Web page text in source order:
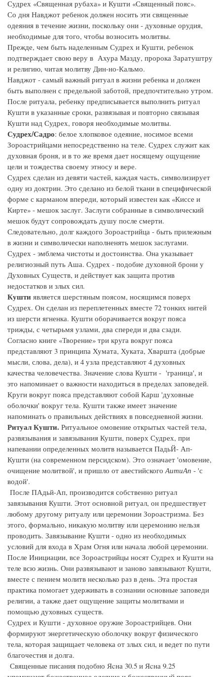
Судрех «Священная рубаха» и Кушти «Священный пояс».
Со дня Навджот ребенок должен носить эти священные
одеяния в течение жизни, поскольку они - духовные орудия,
необходимые для того, чтобы возносить молитвы.
Прежде, чем быть наделенным Судрех и Кушти, ребенок
подтверждает свою веру в Ахура Мазду, пророка Заратуштру
и религию, читая молитву Дин-но-Кальмо.
Навджот - самый важный ритуал в жизни ребенка и должен
быть выполнен с предельной заботой, предпочтительно утром.
После ритуала, ребенку предписывается выполнить ритуал
Кушти в указанные сроки, развязывая и повторно связывая
Кушти над Судрех, говоря необходимые молитвы.
Судрех/Садро: белое хлопковое одеяние, носимое всеми
Зороастрийцами непосредственно на теле. Судрех служит как
духовная броня, и в то же время дает носящему ощущение
цели и тождества своему этносу и вере.
Судрех сделан из девяти частей, каждая часть, символизирует
одну из доктрин. Это сделано из белой ткани в специфической
форме с карманом впереди, который известен как «Киссе и
Кирте» - мешок заслуг. Заслуги собранные в символический
мешок будут сопровождать душу после смерти.
Следовательно, долг каждого Зороастрийца - быть прилежным
в жизни и символически наполненять мешок заслугами.
Судрех - эмблема чистоты и достоинства. Она указывает
религиозный путь Аша. Судрех - подобие духовной брони у
Духовных Существ, и действует как защита против
недостатков и злых сил.
Кушти является шерстяным поясом, носящимся поверх
Судрех. Он сделан из переплетенных вместе 72 тонких нитей
из шерсти ягненка. Кушти оборачивается вокруг пояса
трижды, с четырьмя узлами, два спереди и два сзади.
Согласно книге «Творение» три круга вокруг пояса
представляют 3 принципа Хумата, Хуката, Хваршта (добрые
мысли, слова, дела), и 4 узла представляют 4 духовных
качества человечества. Значение слова Кушти - 'граница', и
это напоминает о важности находиться в пределах заповедей.
Круги вокруг пояса представляют собой Карш 'духовные
оболочки' вокруг тела. Кушти также имеет значение
напоминать о правильных действиях в повседневной жизни.
Ритуал Кушти. Ритуальное омовение открытых частей тела,
развязывания и завязывания Кушти, поверх Судрех, при
напевании определенных молитв называется ПадьЙ- Ап-
Кушти (на современном персидском). Это означает 'омовение,
очищение молитвой', и пришло от авестийского АитиАп - 'с
водой'.
После ПАдьй-Ап, производится собственно ритуал
завязывания Кушти. Этот основной ритуал, он предшествует
любому другому ритуалу или церемонии Зороастризма. Без
этого, формально, никакую молитву или церемонию нельзя
проводить. Завязывание Кушти - одно из необходимых
условий для входа в Храм Огня или начала любой церемонии.
После Инициации, все Зороастрийцы носят Судрех и Кушти на
теле всю жизнь. Они развязывают и заново завязывают Кушти,
вместе с пением молитв несколько раз в день. Эта простая
практика помогает удерживать в сознании основные заповеди
религии, а также дает ощущение защиты молитвами и
помощью духовных существ.
Судрех и Кушти - духовное оружие Зороастрийцев. Они
формируют энергетическую оболочку вокруг физического
тела, которая защищает человека от злых сил, и ведет по пути
благочестия и долга.
Священные писания подобно Яcна 30.5 и Яcна 9.25